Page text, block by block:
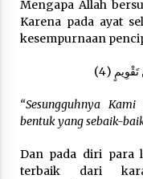
Mengapa Allah
Karena pada ayat
kesempurnaan
( تَقْوِيمٍ
“Sesungguhnya
bentuk yang sebaik-
Dan pada diri para
terbaik dari